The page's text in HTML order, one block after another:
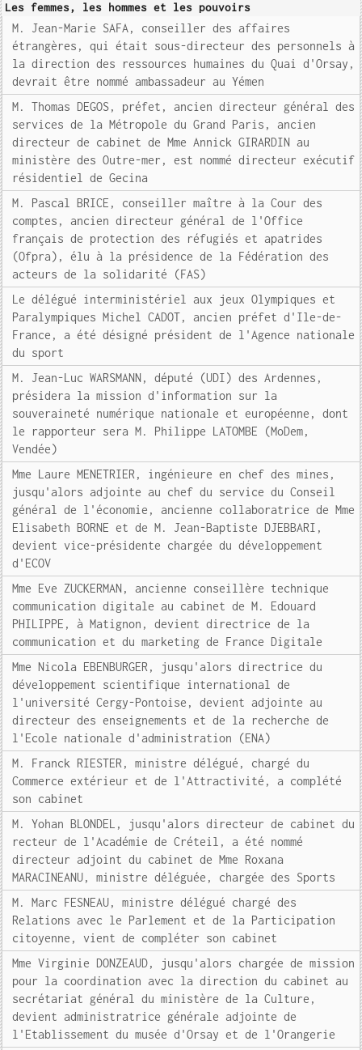
Les femmes, les hommes et les pouvoirs
M. Jean-Marie SAFA, conseiller des affaires
étrangères, qui était sous-directeur des personnels à
la direction des ressources humaines du Quai d'Orsay,
devrait être nommé ambassadeur au Yémen
M. Thomas DEGOS, préfet, ancien directeur général des
services de la Métropole du Grand Paris, ancien
directeur de cabinet de Mme Annick GIRARDIN au
ministère des Outre-mer, est nommé directeur exécutif
résidentiel de Gecina
M. Pascal BRICE, conseiller maître à la Cour des
comptes, ancien directeur général de l'Office
français de protection des réfugiés et apatrides
(Ofpra), élu à la présidence de la Fédération des
acteurs de la solidarité (FAS)
Le délégué interministériel aux jeux Olympiques et
Paralympiques Michel CADOT, ancien préfet d'Ile-de-
France, a été désigné président de l'Agence nationale
du sport
M. Jean-Luc WARSMANN, député (UDI) des Ardennes,
présidera la mission d'information sur la
souveraineté numérique nationale et européenne, dont
le rapporteur sera M. Philippe LATOMBE (MoDem,
Vendée)
Mme Laure MENETRIER, ingénieure en chef des mines,
jusqu'alors adjointe au chef du service du Conseil
général de l'économie, ancienne collaboratrice de Mme
Elisabeth BORNE et de M. Jean-Baptiste DJEBBARI,
devient vice-présidente chargée du développement
d'ECOV
Mme Eve ZUCKERMAN, ancienne conseillère technique
communication digitale au cabinet de M. Edouard
PHILIPPE, à Matignon, devient directrice de la
communication et du marketing de France Digitale
Mme Nicola EBENBURGER, jusqu'alors directrice du
développement scientifique international de
l'université Cergy-Pontoise, devient adjointe au
directeur des enseignements et de la recherche de
l'Ecole nationale d'administration (ENA)
M. Franck RIESTER, ministre délégué, chargé du
Commerce extérieur et de l'Attractivité, a complété
son cabinet
M. Yohan BLONDEL, jusqu'alors directeur de cabinet du
recteur de l'Académie de Créteil, a été nommé
directeur adjoint du cabinet de Mme Roxana
MARACINEANU, ministre déléguée, chargée des Sports
M. Marc FESNEAU, ministre délégué chargé des
Relations avec le Parlement et de la Participation
citoyenne, vient de compléter son cabinet
Mme Virginie DONZEAUD, jusqu'alors chargée de mission
pour la coordination avec la direction du cabinet au
secrétariat général du ministère de la Culture,
devient administratrice générale adjointe de
l'Etablissement du musée d'Orsay et de l'Orangerie